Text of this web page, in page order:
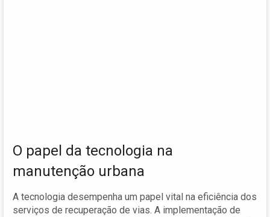
O papel da tecnologia na
manutenção urbana
A tecnologia desempenha um papel vital na eficiência dos
serviços de recuperação de vias. A implementação de